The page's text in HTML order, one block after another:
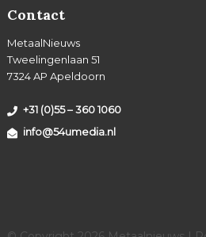
Contact
MetaalNieuws
Tweelingenlaan 51
7324 AP Apeldoorn
+31 (0)55 – 360 1060
info@54umedia.nl